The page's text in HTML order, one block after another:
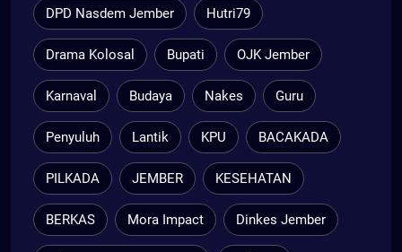
DPD Nasdem Jember Hutri79
Drama Kolosal Bupati OJK Jember
Karnaval Budaya Nakes Guru
Penyuluh Lantik KPU BACAKADA
PILKADA JEMBER KESEHATAN
BERKAS Mora Impact Dinkes Jember